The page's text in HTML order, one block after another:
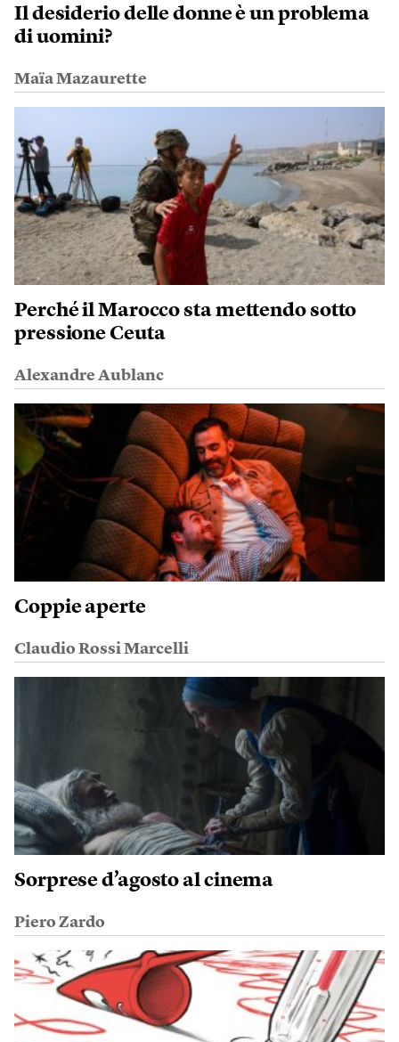
Il desiderio delle donne è un problema
di uomini?
Maïa Mazaurette
Perché il Marocco sta mettendo sotto
pressione Ceuta
Alexandre Aublanc
Coppie aperte
Claudio Rossi Marcelli
Sorprese d’agosto al cinema
Piero Zardo